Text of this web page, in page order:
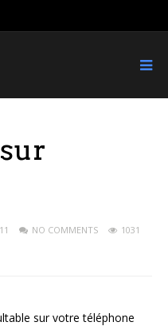
NO COMMENTS
1031
sur votre téléphone